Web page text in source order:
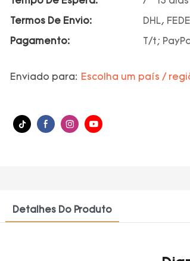
Termos De Envio: DHL,
Pagamento: T/t;
Enviado para: Escolha um país /
Detalhes Do Produto